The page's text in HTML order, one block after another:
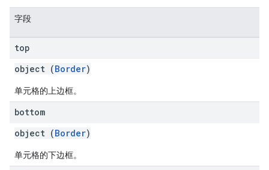
字段
top
object (Border)
单元格的上边框。
bottom
object (Border)
单元格的下边框。